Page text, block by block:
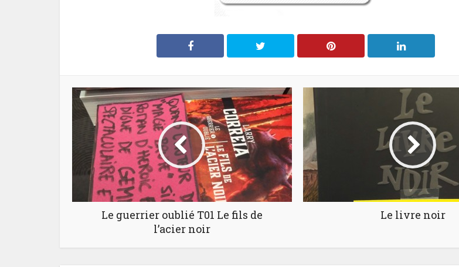
Le guerrier oublié T01 Le fils de
l’acier noir
Le livre noir